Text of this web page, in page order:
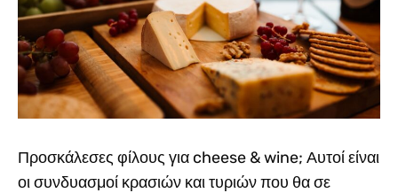
Προσκάλεσες φίλους για cheese & wine; Αυτοί είναι
οι συνδυασμοί κρασιών και τυριών που θα σε